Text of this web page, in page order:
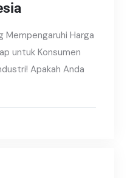
Mempengaruhi Harga
untuk Konsumen
Apakah Anda